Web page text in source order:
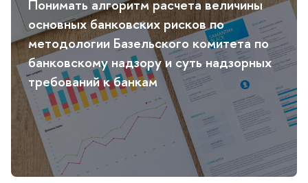
Понимать алгоритм расчета величины
основных банковских рисков по
методологии Базельского комитета по
анковскому надзору и суть надзорных
требований к банкам